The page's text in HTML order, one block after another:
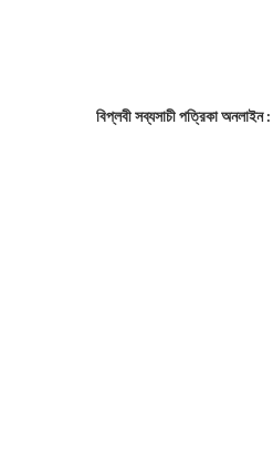
বিপ্লবী সব্যসাচী পত্রিকা অনলাইন :